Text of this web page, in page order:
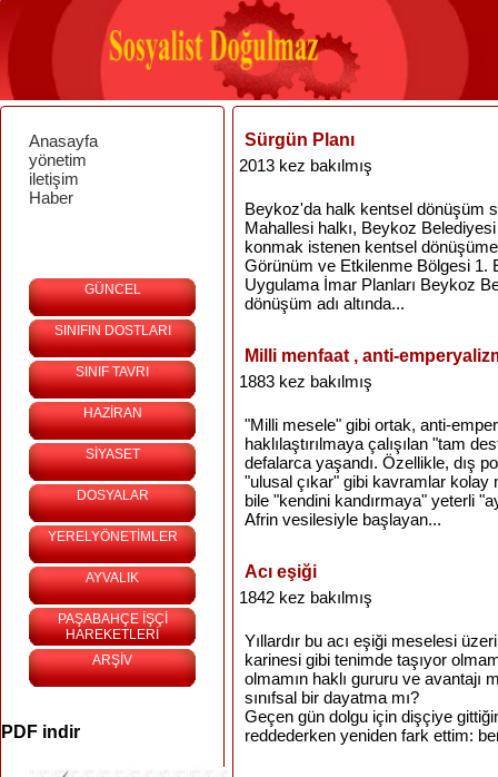
Anasayfa
yönetim
iletişim
Haber
GÜNCEL
SINIFIN DOSTLARI
SINIF TAVRI
HAZİRAN
SİYASET
DOSYALAR
YERELYÖNETİMLER
AYVALIK
PAŞABAHÇE İŞÇİ
HAREKETLERİ
ARŞİV
PDF indir
Sürgün Planı
2013 kez bakılmış
Beykoz'da halk kentsel dönüşüm
Mahallesi halkı, Beykoz
konmak istenen kentsel
Görünüm ve Etkilenme Bölgesi 1.
Uygulama İmar Planları Beykoz
dönüşüm adı altında...
Milli menfaat , anti-
1883 kez bakılmış
"Milli mesele" gibi ortak, anti-
haklılaştırılmaya çalışılan "tam
defalarca yaşandı. Özellikle, dış
"ulusal çıkar" gibi kavramlar kolay
bile "kendini kandırmaya" yeterli
Afrin vesilesiyle başlayan...
Acı eşiği
1842 kez bakılmış
Yıllardır bu acı eşiği meselesi
karinesi gibi tenimde taşıyor
olmamın haklı gururu ve avantajı
sınıfsal bir dayatma mı?
Geçen gün dolgu için dişçiye
reddederken yeniden fark ettim: